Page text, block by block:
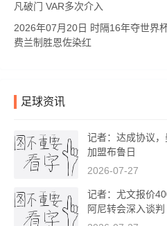
凡破门 VAR多次介入
2026年07月20日 时隔16年夺世界
费兰制胜恩佐染红
足球资讯
记者：达成协议
加盟布鲁日
2026-07-27
记者：尤文报价
阿尼转会深入谈判